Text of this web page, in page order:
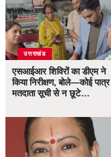
उत्तराखंड
एसआईआर शिविरों का डीएम ने
किया निरीक्षण, बोले—कोई पात्र
मतदाता सूची से न छूटे…